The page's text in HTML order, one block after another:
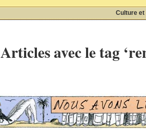
Culture et
Articles avec le tag